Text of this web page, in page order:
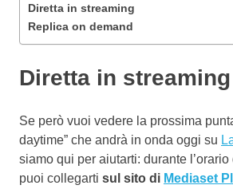
Diretta in streaming
Replica on demand
Diretta in streaming
Se però vuoi vedere la prossima
daytime” che andrà in onda oggi su
siamo qui per aiutarti: durante
puoi collegarti sul sito di Mediaset